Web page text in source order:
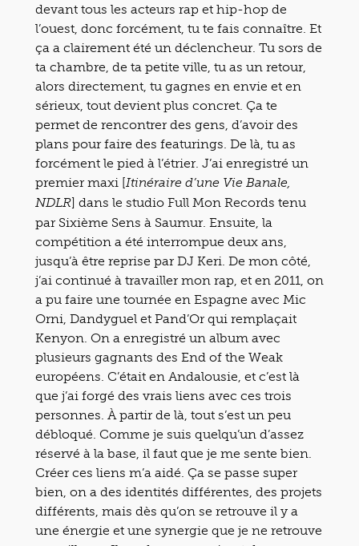
devant tous les acteurs rap et hip-hop de
l’ouest, donc forcément, tu te fais connaître. Et
ça a clairement été un déclencheur. Tu sors de
ta chambre, de ta petite ville, tu as un retour,
alors directement, tu gagnes en envie et en
sérieux, tout devient plus concret. Ça te
permet de rencontrer des gens, d’avoir des
plans pour faire des featurings. De là, tu as
forcément le pied à l’étrier. J’ai enregistré un
premier maxi [Itinéraire d’une Vie Banale,
NDLR] dans le studio Full Mon Records tenu
par Sixième Sens à Saumur. Ensuite, la
compétition a été interrompue deux ans,
jusqu’à être reprise par DJ Keri. De mon côté,
j’ai continué à travailler mon rap, et en 2011, on
a pu faire une tournée en Espagne avec Mic
Orni, Dandyguel et Pand’Or qui remplaçait
Kenyon. On a enregistré un album avec
plusieurs gagnants des End of the Weak
européens. C’était en Andalousie, et c’est là
que j’ai forgé des vrais liens avec ces trois
personnes. À partir de là, tout s’est un peu
débloqué. Comme je suis quelqu’un d’assez
réservé à la base, il faut que je me sente bien.
Créer ces liens m’a aidé. Ça se passe super
bien, on a des identités différentes, des projets
différents, mais dès qu’on se retrouve il y a
une énergie et une synergie que je ne retrouve